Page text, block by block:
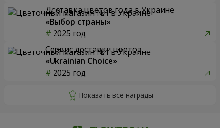
Доставка цветов года в Украине
«Выбор страны»
2025 год
Сервис доставки цветов
«Ukrainian Choice»
2025 год